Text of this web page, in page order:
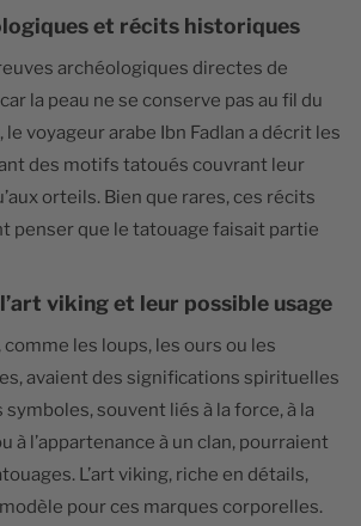
et récits historiques
archéologiques directes de
la peau ne se conserve pas au fil du
voyageur arabe Ibn Fadlan a décrit les
des motifs tatoués couvrant leur
orteils. Bien que rares, ces récits
penser que le tatouage faisait partie
viking et leur possible usage
les loups, les ours ou les
avaient des significations spirituelles
souvent liés à la force, à la
à l’appartenance à un clan, pourraient
L’art viking, riche en détails,
pour ces marques corporelles.